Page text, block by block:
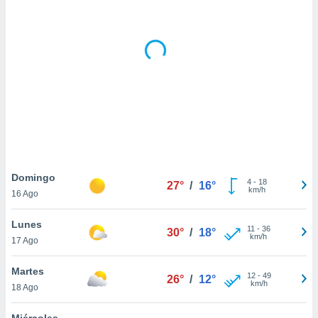
este sitio
IP
de
posible
traten tus
interés
a lo que
Para
su
Domingo
16 Ago
27° / 16° 4- 18
km/h
Lunes
17 Ago
30° / 18° 11 - 36
km/h
Martes
18 Ago
26° / 12° 12- 49
km/h